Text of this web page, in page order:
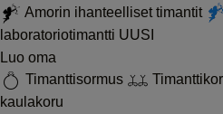
Amorin ihanteelliset timantit
laboratoriotimantti UUSI
Luo oma
Timanttisormus
kaulakoru